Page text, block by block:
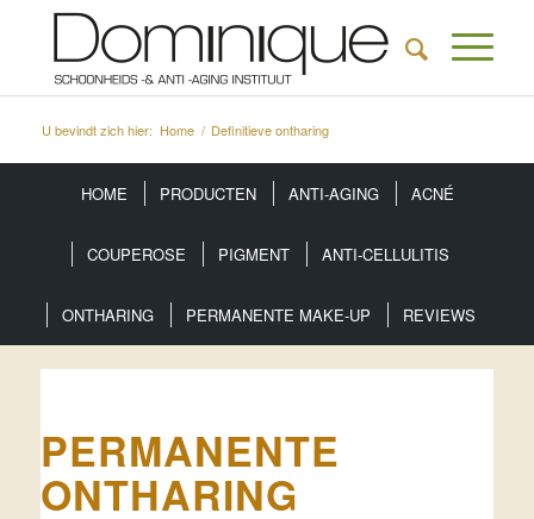
U bevindt zich hier: Home / Definitieve ontharing
HOME PRODUCTEN ANTI-AGING ACNÉ
COUPEROSE PIGMENT ANTI-CELLULITIS
ONTHARING PERMANENTE MAKE-UP REVIEWS
PERMANENTE
ONTHARING